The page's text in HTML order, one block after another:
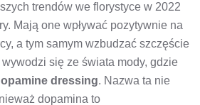
trendów we florystyce w 2022
Mają one wpływać pozytywnie na
a tym samym wzbudzać szczęście
się ze świata mody, gdzie
dressing. Nazwa ta nie
dopamina to